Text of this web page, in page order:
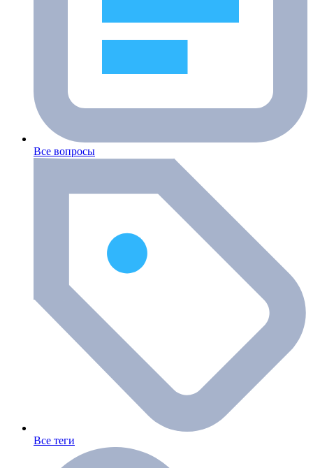
Все вопросы
Все теги